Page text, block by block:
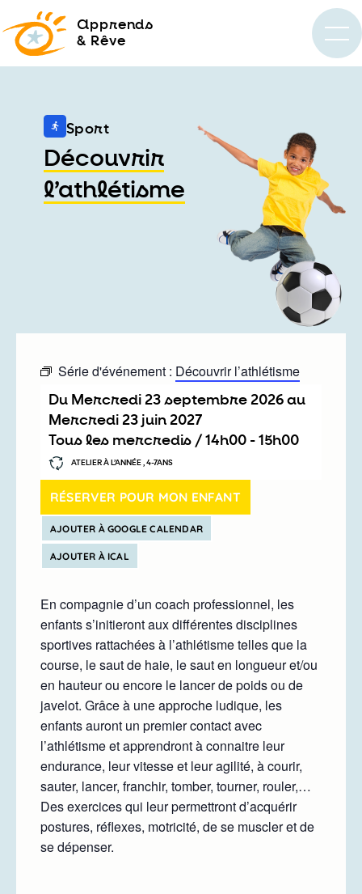
apprends
& Rêve
Sport
Découvrir
l’athlétisme
Série d'événement : Découvrir l’athlétisme
Du mercredi 23 septembre 2026au
mercredi 23 juin 2027
Tous les mercredis / 14h00 - 15h00
ATELIER À L’ANNÉE , 4-7ANS
RÉSERVER POUR MON ENFANT
AJOUTER À GOOGLE CALENDAR
AJOUTER À ICAL
En compagnie d’un coach professionnel, les
enfants s’initieront aux différentes disciplines
sportives rattachées à l’athlétisme telles que la
course, le saut de haie, le saut en longueur et/ou
en hauteur ou encore le lancer de poids ou de
javelot. Grâce à une approche ludique, les
enfants auront un premier contact avec
l’athlétisme et apprendront à connaitre leur
endurance, leur vitesse et leur agilité, à courir,
sauter, lancer, franchir, tomber, tourner, rouler,…
Des exercices qui leur permettront d’acquérir
postures, réflexes, motricité, de se muscler et de
se dépenser.